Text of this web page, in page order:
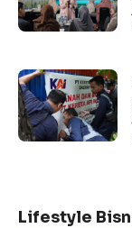
Lifestyle